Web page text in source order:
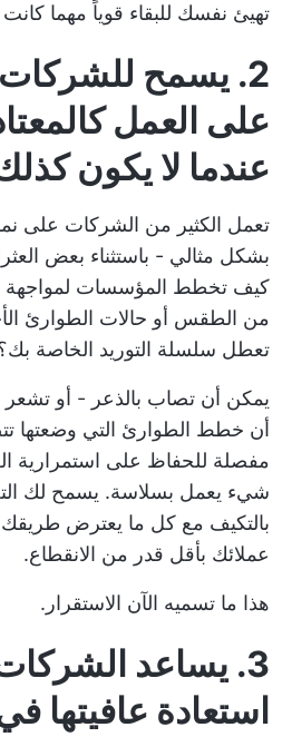
تهيئ نفسك للبقاء قوياً مهما
2. يسمح
على العمل
عندما لا يكون
تعمل الكثير من الشركات على
بشكل مثالي - باستثناء بعض
كيف تخطط المؤسسات لمواجهة
من الطقس أو حالات الطوارئ
تعطل سلسلة التوريد الخاصة
يمكن أن تصاب بالذعر - أو تشعر
أن خطط الطوارئ التي وضعتها
مفصلة للحفاظ على
شيء يعمل بسلاسة. يسمح لك
بالتكيف مع كل ما يعترض
عملائك بأقل قدر من الانقطاع.
هذا ما تسميه الآن الاستقرار.
3. يساعد
استعادة عافيتها